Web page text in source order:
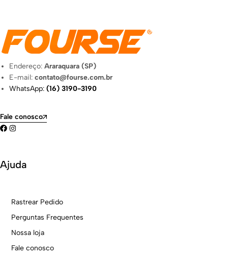
Endereço:Araraquara (SP)
E-mail:contato@fourse.com.br
WhatsApp:(16) 3190-3190
Fale conosco
Ajuda
Rastrear Pedido
Perguntas Frequentes
Nossa loja
Fale conosco